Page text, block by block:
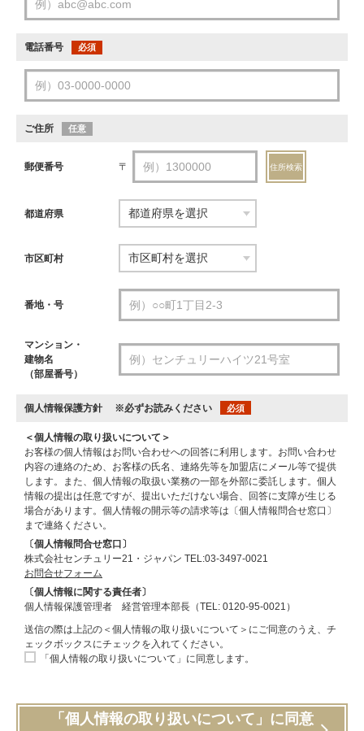
電話番号 必須
ご住所 任意
郵便番号 〒 住所検索
都道府県
市区町村
番地・号
マンション・
建物名
（部屋番号）
個人情報保護方針 ※必ずお読みください 必須
＜個人情報の取り扱いについて＞
お客様の個人情報はお問い合わせへの回答に利用します。お問い合わせ
内容の連絡のため、お客様の氏名、連絡先等を加盟店にメール等で提供
します。また、個人情報の取扱い業務の一部を外部に委託します。個人
情報の提出は任意ですが、提出いただけない場合、回答に支障が生じる
場合があります。個人情報の開示等の請求等は〔個人情報問合せ窓口〕
まで連絡ください。
〔個人情報問合せ窓口〕
株式会社センチュリー21・ジャパン TEL:03-3497-0021
お問合せフォーム
〔個人情報に関する責任者〕
個人情報保護管理者 経営管理本部長（TEL: 0120-95-0021）
送信の際は上記の＜個人情報の取り扱いについて＞にご同意のうえ、チ
ェックボックスにチェックを入れてください。
「個人情報の取り扱いについて」に同意します。
「個人情報の取り扱いについて」に同意